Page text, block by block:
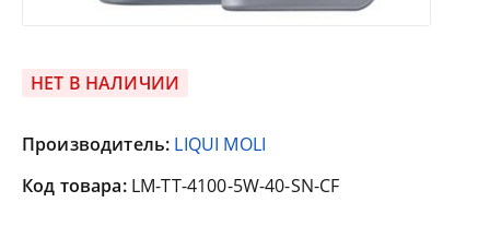
НЕТ В НАЛИЧИИ
Производитель: LIQUI MOLI
Код товара: LM-TT-4100-5W-40-SN-CF